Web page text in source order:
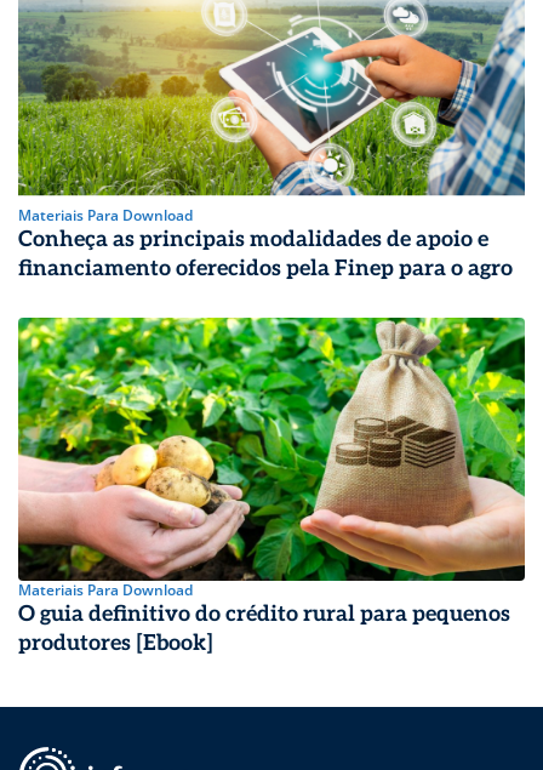
Materiais Para Download
Conheça as principais modalidades de apoio e
financiamento oferecidos pela Finep para o agro
Materiais Para Download
O guia definitivo do crédito rural para pequenos
produtores [Ebook]